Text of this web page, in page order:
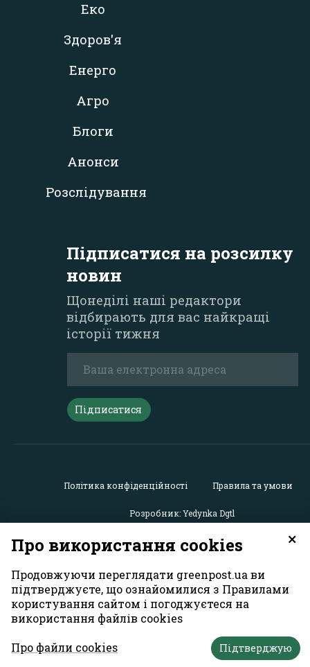
Еко
Здоров'я
Енерго
Агро
Блоги
Анонси
Розслідування
Підписатися на розсилку
новин
Щонеділі наші редактори
відбирають для вас найкращі
історії тижня
Підписатися
Політика конфіденційності Правила та умови
Розробник: Yedynka Dgtl
використовуватися іншими користувачами
обов’язковим активним гіперпосиланням на
https://greenpost.ua, розміщеним у першому абзаці
Також активне гіперпосилання на сайтgreenpost.ua
разі використання частини матеріалу.
зміст рекламних матеріалів несе рекламодавець.
авторів матеріалів може не збігатися з позицією
×
Про використання cookies
Продовжуючи переглядати greenpost.ua ви
підтверджуєте, що ознайомилися з Правилами
користування сайтом і погоджуєтеся на
використання файлів cookies
Про файли cookies
Підтверджую